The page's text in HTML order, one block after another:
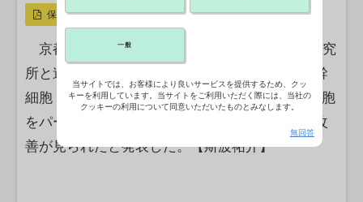
保存
京都大医学部附属病院は17日、同大iPS細胞研究
所と連携して行った治験で、ヒトの人工多能性幹
細胞（iPS細胞）由来のドーパミン神経前駆動細胞
をパーキンソン病患者の脳内に移植したところ改
善が見られたと発表した。【斯波祐介】
一般
当サイトでは、お客様により良いサービスを提供するため、クッ
キーを利用しています。当サイトをご利用いただく際には、当社の
クッキーの利用について同意いただいたものとみなします。
無回答